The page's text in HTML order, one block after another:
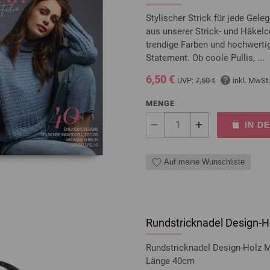
Stylischer Strick für jede
aus unserer Strick- und
trendige Farben und
Statement. Ob coole Pullis, ...
6,50 € UVP: 7,50 € inkl.
MENGE
IN
Auf meine Wunschliste
Rundstricknadel Design-
Rundstricknadel Design-Holz
Länge 40cm